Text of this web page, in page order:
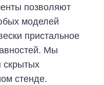
позволяют
моделей
пристальное
Мы
скрытых
стенде.